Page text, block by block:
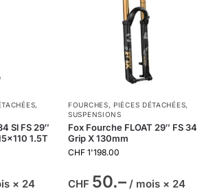
,
Sl FS 29″
1.5T
× 24
FOURCHES,PIÈCES DÉTACHÉES,
SUSPENSIONS
Fox Fourche FLOAT 29″ FS 34
Grip X 130mm
CHF 1'198.00
CHF 50.– / mois × 24